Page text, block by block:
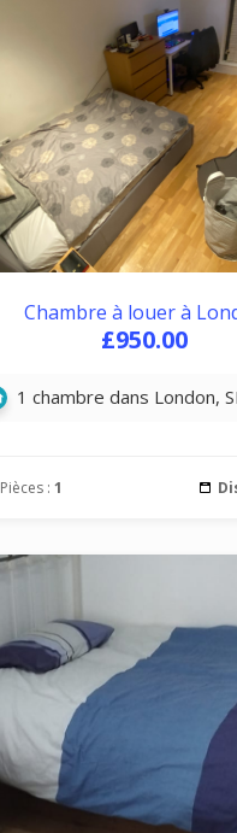
Chambre à louer à
£950.00
1 chambre dans London,
Pièces : 1